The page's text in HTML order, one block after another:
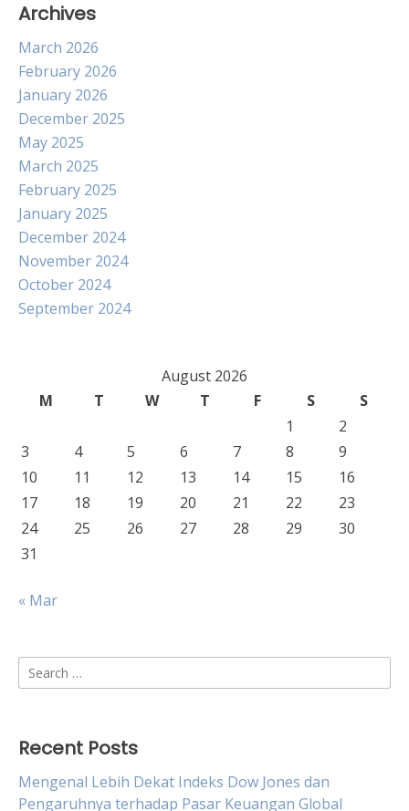
Archives
March 2026
February 2026
January 2026
December 2025
May 2025
March 2025
February 2025
January 2025
December 2024
November 2024
October 2024
September 2024
August 2026
M
T W T F S
S
1
2
3
4 5 6 7 8
9
10
11 12 13 14 15
16
17
18 19 20 21 22
23
24
25 26 27 28 29
30
31
« Mar
Search
for:
Recent Posts
Mengenal Lebih Dekat Indeks Dow Jones dan
Pengaruhnya terhadap Pasar Keuangan Global